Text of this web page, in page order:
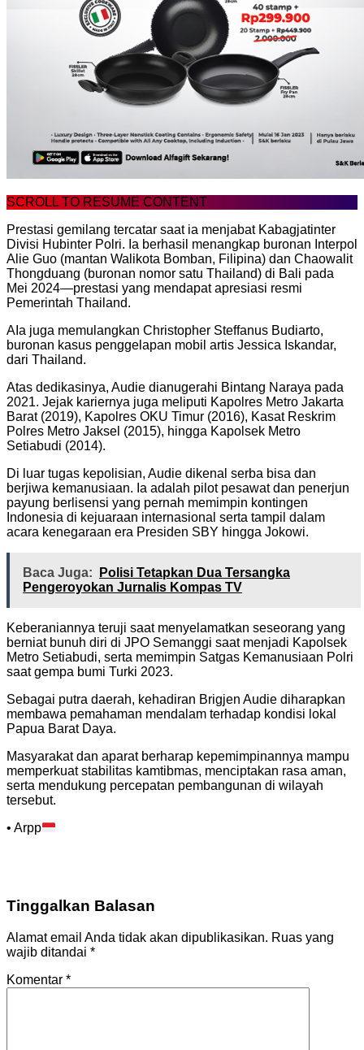
SCROLL TO RESUME CONTENT
Prestasi gemilang tercatar saat ia menjabat Kabagjatinter
Divisi Hubinter Polri. Ia berhasil menangkap buronan Interpol
Alie Guo (mantan Walikota Bomban, Filipina) dan Chaowalit
Thongduang (buronan nomor satu Thailand) di Bali pada
Mei 2024—prestasi yang mendapat apresiasi resmi
Pemerintah Thailand.
AIa juga memulangkan Christopher Steffanus Budiarto,
buronan kasus penggelapan mobil artis Jessica Iskandar,
dari Thailand.
Atas dedikasinya, Audie dianugerahi Bintang Naraya pada
2021. Jejak kariernya juga meliputi Kapolres Metro Jakarta
Barat (2019), Kapolres OKU Timur (2016), Kasat Reskrim
Polres Metro Jaksel (2015), hingga Kapolsek Metro
Setiabudi (2014).
Di luar tugas kepolisian, Audie dikenal serba bisa dan
berjiwa kemanusiaan. Ia adalah pilot pesawat dan penerjun
payung berlisensi yang pernah memimpin kontingen
Indonesia di kejuaraan internasional serta tampil dalam
acara kenegaraan era Presiden SBY hingga Jokowi.
Baca Juga:
Polisi Tetapkan Dua Tersangka
Pengeroyokan Jurnalis Kompas TV
Keberaniannya teruji saat menyelamatkan seseorang yang
berniat bunuh diri di JPO Semanggi saat menjadi Kapolsek
Metro Setiabudi, serta memimpin Satgas Kemanusiaan Polri
saat gempa bumi Turki 2023.
Sebagai putra daerah, kehadiran Brigjen Audie diharapkan
membawa pemahaman mendalam terhadap kondisi lokal
Papua Barat Daya.
Masyarakat dan aparat berharap kepemimpinannya mampu
memperkuat stabilitas kamtibmas, menciptakan rasa aman,
serta mendukung percepatan pembangunan di wilayah
tersebut.
• Arpp
Tinggalkan Balasan
Alamat email Anda tidak akan dipublikasikan. Ruas yang
wajib ditandai *
Komentar *